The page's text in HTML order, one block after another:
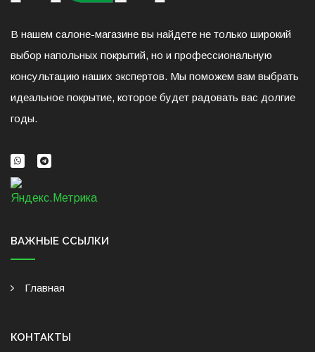
В нашем салоне-магазине вы найдете не только широкий
выбор напольных покрытий, но и профессиональную
консультацию наших экспертов. Мы поможем вам выбрать
идеальное покрытие, которое будет радовать вас долгие
годы.
ВАЖНЫЕ ССЫЛКИ
Главная
КОНТАКТЫ